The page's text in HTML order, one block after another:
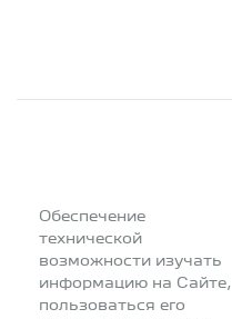
Обеспечение
технической
возможности изучать
информацию на Сайте,
пользоваться его